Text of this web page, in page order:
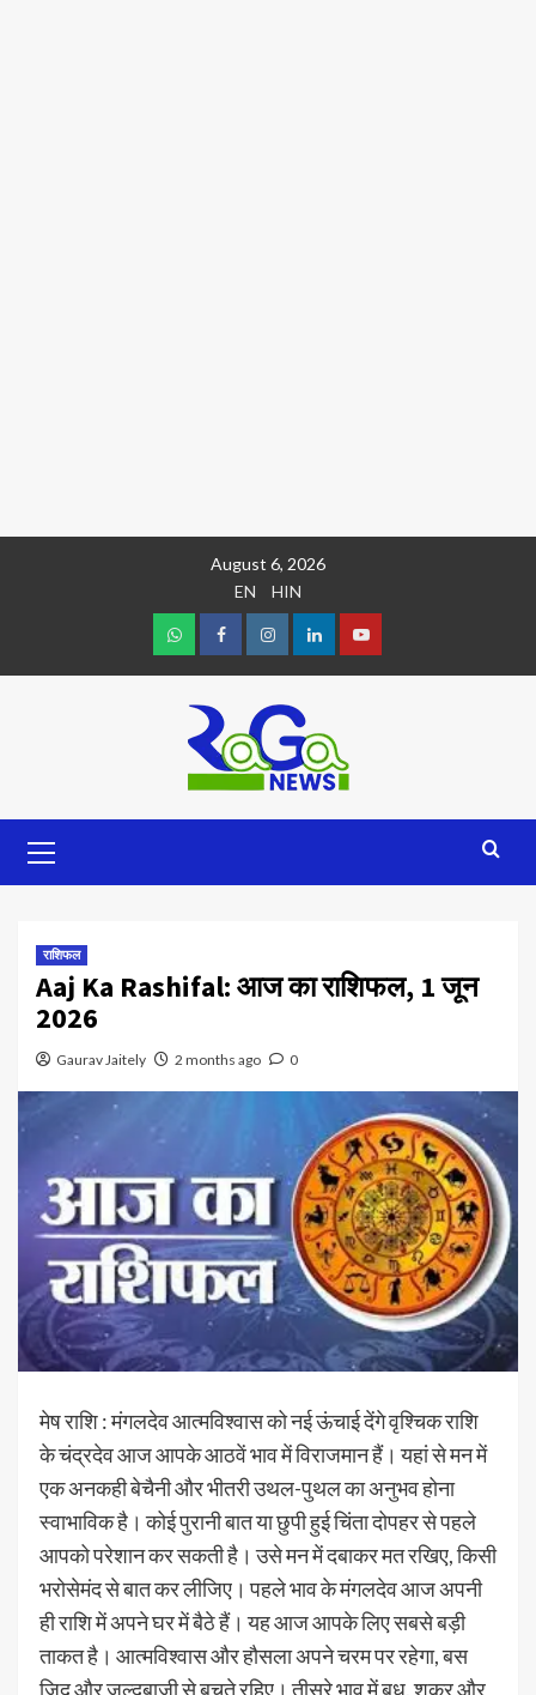
August 6, 2026
EN
HIN
राशिफल
Aaj Ka Rashifal: आज का राशिफल, 1 जून
2026
Gaurav Jaitely 2 months ago 0
मेष राशि : मंगलदेव आत्मविश्वास को नई ऊंचाई देंगे वृश्चिक राशि
के चंद्रदेव आज आपके आठवें भाव में विराजमान हैं। यहां से मन में
एक अनकही बेचैनी और भीतरी उथल-पुथल का अनुभव होना
स्वाभाविक है। कोई पुरानी बात या छुपी हुई चिंता दोपहर से पहले
आपको परेशान कर सकती है। उसे मन में दबाकर मत रखिए, किसी
भरोसेमंद से बात कर लीजिए। पहले भाव के मंगलदेव आज अपनी
ही राशि में अपने घर में बैठे हैं। यह आज आपके लिए सबसे बड़ी
ताकत है। आत्मविश्वास और हौसला अपने चरम पर रहेगा, बस
जिद और जल्दबाजी से बचते रहिए। तीसरे भाव में बुध, शुक्र और